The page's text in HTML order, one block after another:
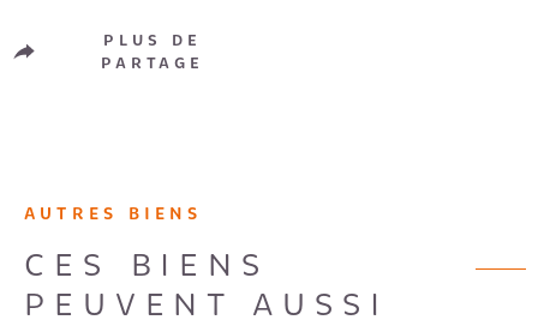
PLUS DE
PARTAGE
AUTRES BIENS
CES BIENS
PEUVENT AUSSI